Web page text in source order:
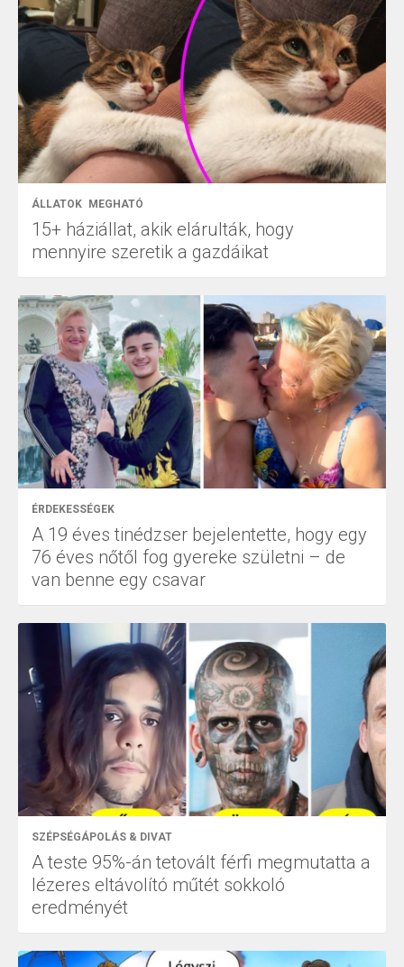
ÁLLATOK MEGHATÓ
15+ háziállat, akik elárulták, hogy
mennyire szeretik a gazdáikat
ÉRDEKESSÉGEK
A 19 éves tinédzser bejelentette, hogy egy
76 éves nőtől fog gyereke születni – de
van benne egy csavar
SZÉPSÉGÁPOLÁS & DIVAT
A teste 95%-án tetovált férfi megmutatta a
lézeres eltávolító műtét sokkoló
eredményét